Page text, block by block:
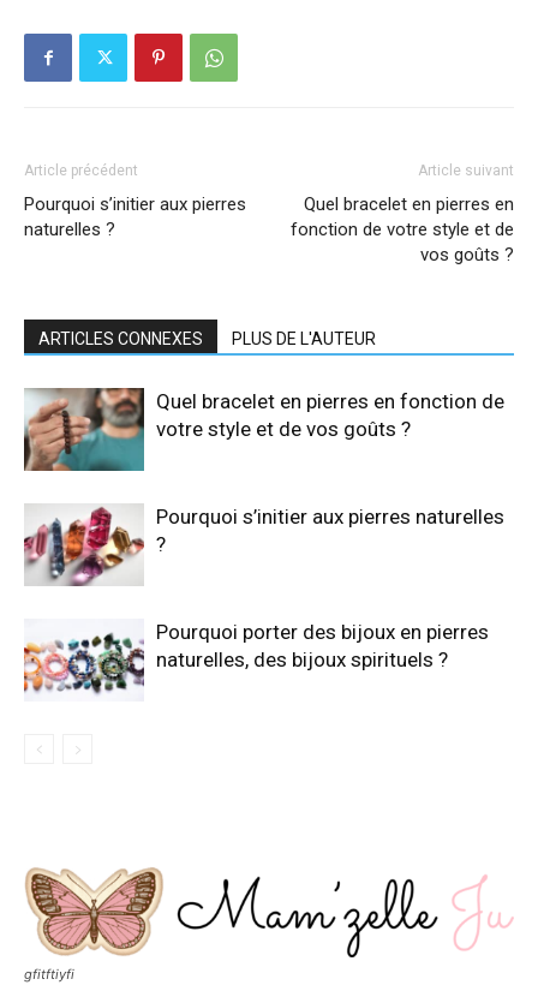
Article précédent
Pourquoi s’initier aux pierres
naturelles ?
Article suivant
Quel bracelet en pierres en
fonction de votre style et de
vos goûts ?
ARTICLES CONNEXES PLUS DE L'AUTEUR
Quel bracelet en pierres en fonction de
votre style et de vos goûts ?
Pourquoi s’initier aux pierres naturelles
?
Pourquoi porter des bijoux en pierres
naturelles, des bijoux spirituels ?
gfitftiyfi